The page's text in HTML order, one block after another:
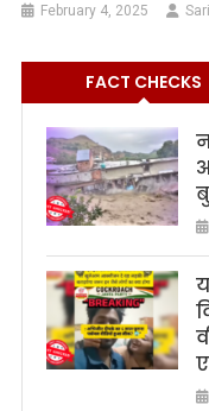
February 4, 2025
FACT CHECKS